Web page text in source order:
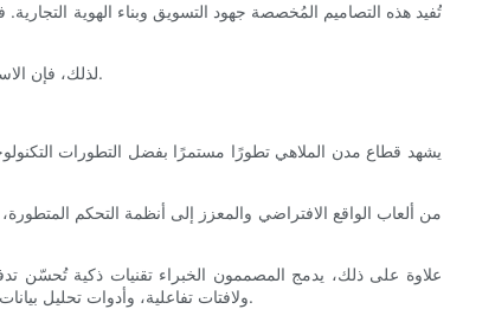
تُفيد هذه التصاميم المُخصصة جهود التسويق وبناء الهوية
لذلك، فإن الاستعانة بمصمم متخصص في مجال المتنزهات الترفيهية يضمن أن مشروعك ليس مجرد مجموعة من الألعاب، بل تجربة علامة تجارية قوية مصممة بعناية ودقة.
يشهد قطاع مدن الملاهي تطورًا مستمرًا بفضل التطورات
من ألعاب الواقع الافتراضي والمعزز إلى أنظمة التحكم
علاوة على ذلك، يدمج المصممون الخبراء تقنيات ذكية تُحسّن
بموجات الراديو (RFID)، ولافتات تفاعلية، وأدوات تحليل بيانات لرصد أنماط الحضور. يُحسّن دمج هذه التقنيات تجربة الضيوف بشكل عام من خلال تقليل أوقات الانتظار وتوفير فرص تفاعل فريدة.